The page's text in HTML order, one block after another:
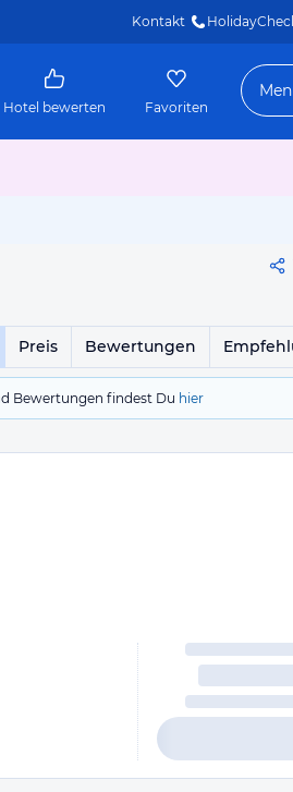
Kontakt
Hotel bewerten Favoriten
Preis Bewertungen
Bewertungen findest Du hier